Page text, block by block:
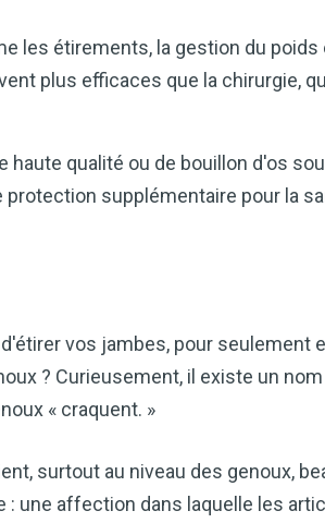
les étirements, la gestion du
plus efficaces que la chirurgie,
haute qualité ou de bouillon d'os
supplémentaire pour la
vos jambes, pour seulement
? Curieusement, il existe un
« craquent. »
surtout au niveau des genoux,
une affection dans laquelle les